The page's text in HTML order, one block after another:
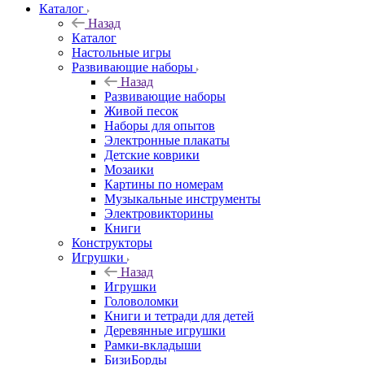
Каталог
Назад
Каталог
Настольные игры
Развивающие наборы
Назад
Развивающие наборы
Живой песок
Наборы для опытов
Электронные плакаты
Детские коврики
Мозаики
Картины по номерам
Музыкальные инструменты
Электровикторины
Книги
Конструкторы
Игрушки
Назад
Игрушки
Головоломки
Книги и тетради для детей
Деревянные игрушки
Рамки-вкладыши
БизиБорды